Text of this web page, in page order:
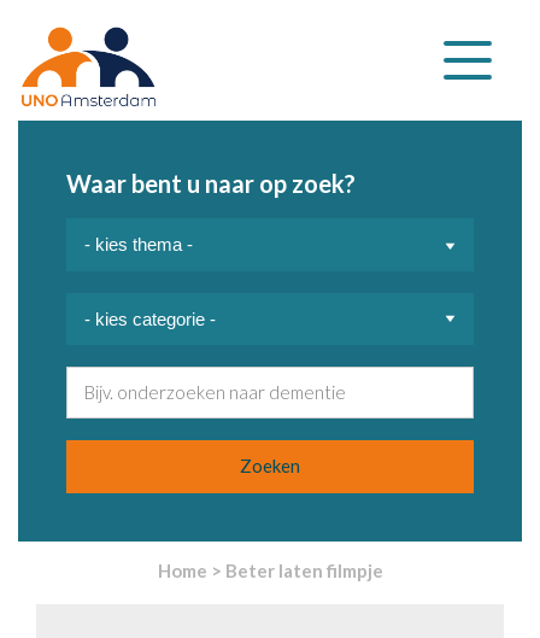
Klap
navigatie
Waar bent u naar op zoek?
Home > Beter laten filmpje